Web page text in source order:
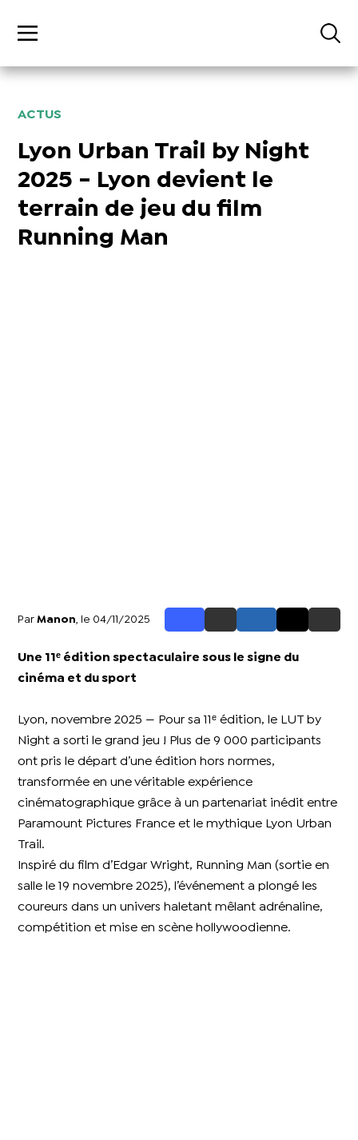
ACTUS
Lyon Urban Trail by Night
2025 - Lyon devient le
terrain de jeu du film
Running Man
ParManon , le 04/11/2025
Une 11ᵉ édition spectaculaire sous le signe du
cinéma et du sport
Lyon, novembre 2025 — Pour sa 11ᵉ édition, le LUT by
Night a sorti le grand jeu ! Plus de 9 000 participants
ont pris le départ d’une édition hors normes,
transformée en une véritable expérience
cinématographique grâce à un partenariat inédit entre
Paramount Pictures France et le mythique Lyon Urban
Trail.
Inspiré du film d’Edgar Wright, Running Man (sortie en
salle le 19 novembre 2025), l’événement a plongé les
coureurs dans un univers haletant mêlant adrénaline,
compétition et mise en scène hollywoodienne.